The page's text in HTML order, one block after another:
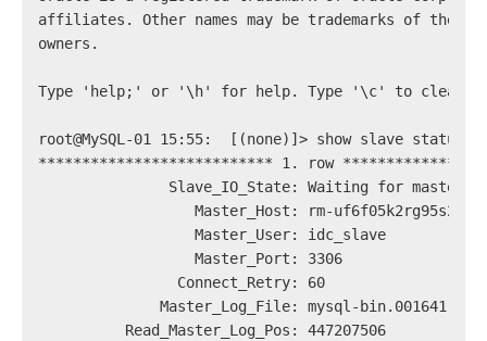
affiliates. Other names may be trademarks of their
owners.
Type 'help;' or '\h' for help. Type '\c' to clear
root@MySQL-01 15:55:  [(none)]> show slave
*************************** 1. row
Slave_IO_State: Waiting for master
Master_Host: rm-
                  Master_User: idc_slave
                  Master_Port: 3306
                Connect_Retry: 60
              Master_Log_File: mysql-bin.001641
          Read_Master_Log_Pos: 447207506